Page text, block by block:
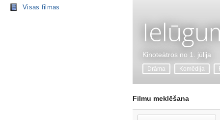
Visas filmas
Kinoteātros no 1. jūlija
Drāma Komēdija
Filmu meklēšana